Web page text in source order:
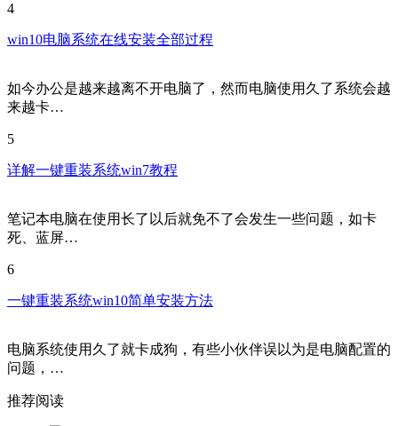
4
win10电脑系统在线安装全部过程
如今办公是越来越离不开电脑了，然而电脑使用久了系统会越
来越卡…
5
详解一键重装系统win7教程
笔记本电脑在使用长了以后就免不了会发生一些问题，如卡
死、蓝屏…
6
一键重装系统win10简单安装方法
电脑系统使用久了就卡成狗，有些小伙伴误以为是电脑配置的
问题，…
推荐阅读